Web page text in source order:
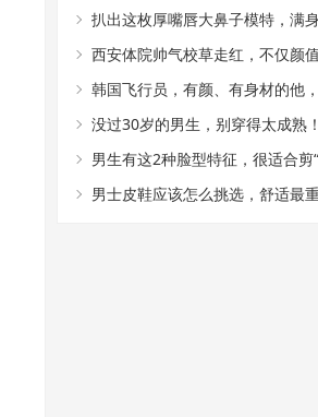
时髦
扒出这枚厚嘴唇大鼻子模特，满
尔蒙爆棚
西安体院帅气校草走红，不仅颜
好，还是国家级田径运动员
韩国飞行员，有颜、有身材的他
十年一见的神颜”
没过30岁的男生，别穿得太成熟
的T恤搭配，帅气又减龄
男生有这2种脸型特征，很适合剪
型，阳光又帅气
男士皮鞋应该怎么挑选，舒适最